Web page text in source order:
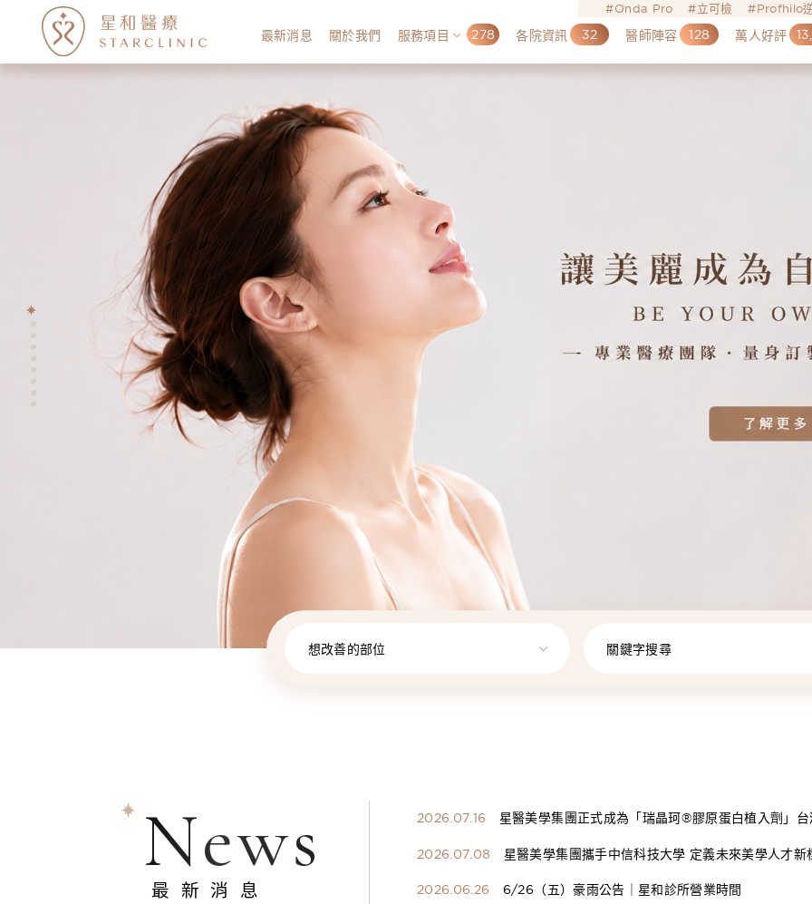
Onda Pro 立可檢 Profhilo
最新消息 關於我們 服務項目 278 各院資訊 32 醫師陣容 128 萬人好評
想改善的部位 關鍵字搜尋
News
最新消息
2026.07.16
星醫美學集團正式成為「瑞晶珂®膠原蛋白植入劑」
2026.07.08
星醫美學集團攜手中信科技大學 定義未來美學人才新
2026.06.26
6/26（五）豪雨公告｜星和診所營業時間